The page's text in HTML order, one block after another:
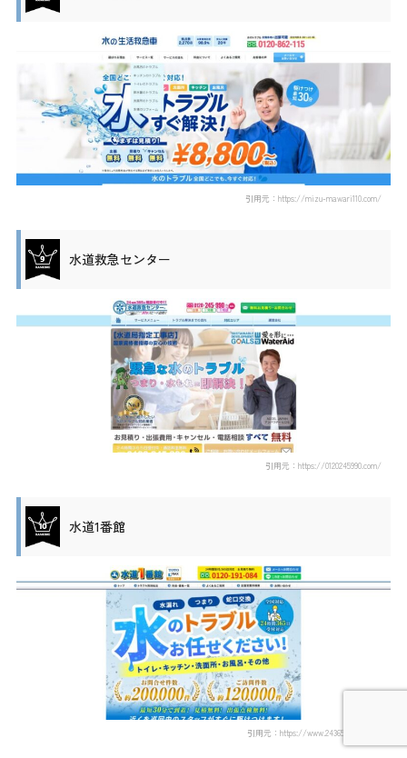
引用元：https://mizu-mawari110.com/
水道救急センター
引用元：https://0120245990.com/
水道1番館
引用元：https://www.24365mizu.com/